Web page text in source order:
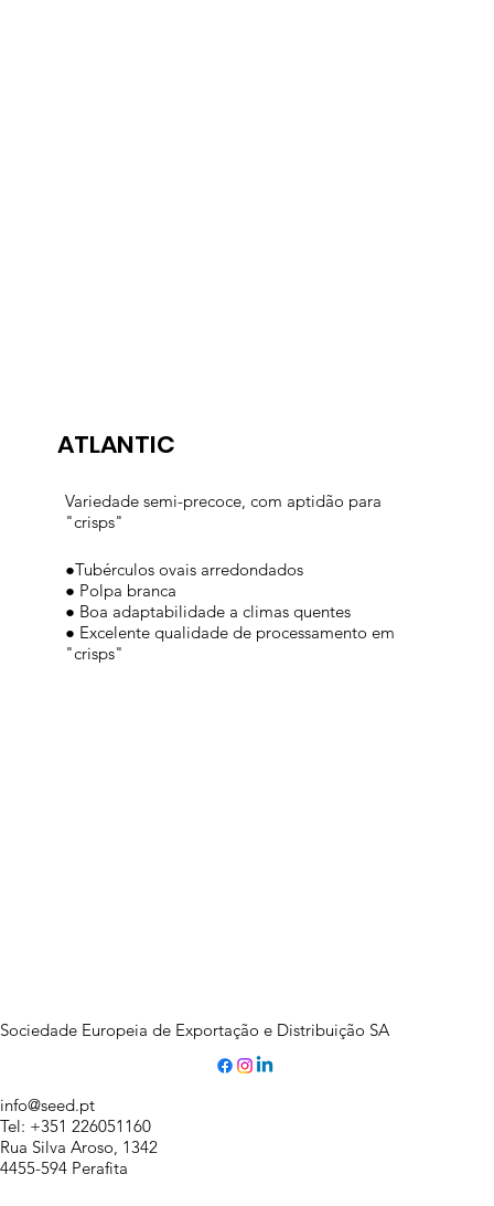
ATLANTIC
Variedade semi-precoce, com aptidão para
"crisps"
●Tubérculos ovais arredondados
● Polpa branca
● Boa adaptabilidade a climas quentes
● Excelente qualidade de processamento em
"crisps"
Sociedade Europeia de Exportação e Distribuição SA
info@seed.pt
Tel: +351 226051160
Rua Silva Aroso, 1342
4455-594 Perafita